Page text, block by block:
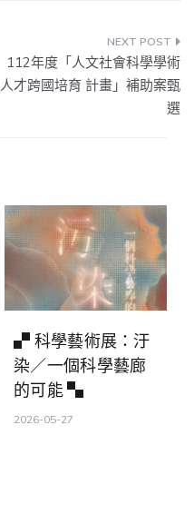
112年度「人文社會科學學術
人才跨國培育 計畫」補助案甄
選
▞ 科學藝術展：汙
染／一個科學藝廊
的可能 ▚
2026-05-27